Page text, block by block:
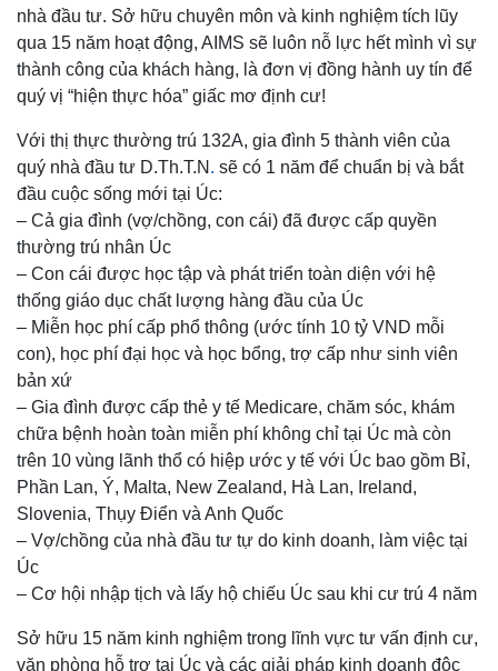
nhà đầu tư. Sở hữu chuyên môn và kinh nghiệm tích lũy
qua 15 năm hoạt động, AIMS sẽ luôn nỗ lực hết mình vì sự
thành công của khách hàng, là đơn vị đồng hành uy tín để
quý vị “hiện thực hóa” giấc mơ định cư!
Với thị thực thường trú 132A, gia đình 5 thành viên của
quý nhà đầu tư D.Th.T.N . sẽ có 1 năm để chuẩn bị và bắt
đầu cuộc sống mới tại Úc:
– Cả gia đình (vợ/chồng, con cái) đã được cấp quyền
thường trú nhân Úc
– Con cái được học tập và phát triển toàn diện với hệ
thống giáo dục chất lượng hàng đầu của Úc
– Miễn học phí cấp phổ thông (ước tính 10 tỷ VND mỗi
con), học phí đại học và học bổng, trợ cấp như sinh viên
bản xứ
– Gia đình được cấp thẻ y tế Medicare, chăm sóc, khám
chữa bệnh hoàn toàn miễn phí không chỉ tại Úc mà còn
trên 10 vùng lãnh thổ có hiệp ước y tế với Úc bao gồm Bỉ,
Phần Lan, Ý, Malta, New Zealand, Hà Lan, Ireland,
Slovenia, Thụy Điển và Anh Quốc
– Vợ/chồng của nhà đầu tư tự do kinh doanh, làm việc tại
Úc
– Cơ hội nhập tịch và lấy hộ chiếu Úc sau khi cư trú 4 năm
Sở hữu 15 năm kinh nghiệm trong lĩnh vực tư vấn định cư,
văn phòng hỗ trợ tại Úc và các giải pháp kinh doanh độc